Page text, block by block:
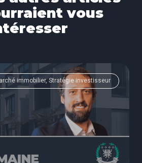
vous
immobilier, Stratégie investisseur